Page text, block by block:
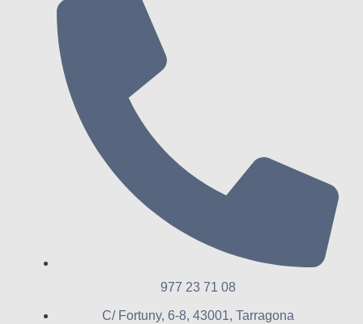
977 23 71 08
C/ Fortuny, 6-8, 43001, Tarragona